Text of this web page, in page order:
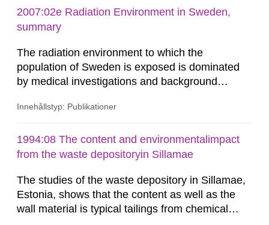
av radioaktiva ämnen från de atmosfäriska
kärnvapenproven...
2007:02e Radiation Environment in Sweden,
summary
The radiation environment to which the
population of Sweden is exposed is dominated
by medical investigations and background
in our houses. That is the conclusion of the first
monitoring data and dose calculations within the
field of radiation. The report shows that people’s
Innehållstyp: Publikationer
1994:08 The content and environmentalimpact
from the waste depositoryin Sillamae
The studies of the waste depository in Sillamae,
Estonia, shows that the content as well as the
wall material is typical tailings from chemical